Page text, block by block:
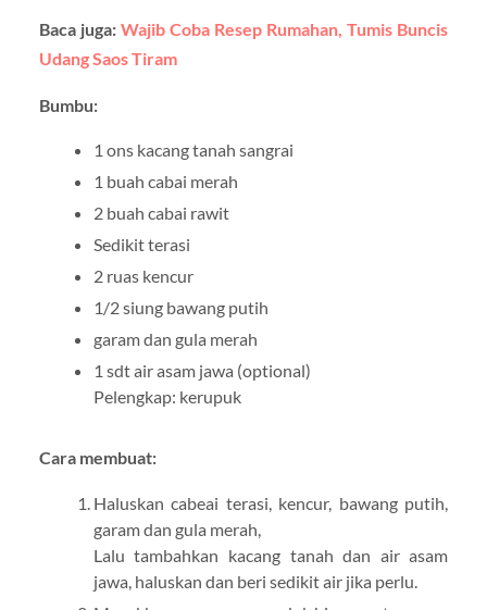
Baca juga: Wajib Coba Resep Rumahan, Tumis Buncis
Udang Saos Tiram
Bumbu:
1 ons kacang tanah sangrai
1 buah cabai merah
2 buah cabai rawit
Sedikit terasi
2 ruas kencur
1/2 siung bawang putih
garam dan gula merah
1 sdt air asam jawa (optional)
Pelengkap: kerupuk
Cara membuat:
Haluskan cabeai terasi, kencur, bawang putih,
garam dan gula merah,
Lalu tambahkan kacang tanah dan air asam
jawa, haluskan dan beri sedikit air jika perlu.